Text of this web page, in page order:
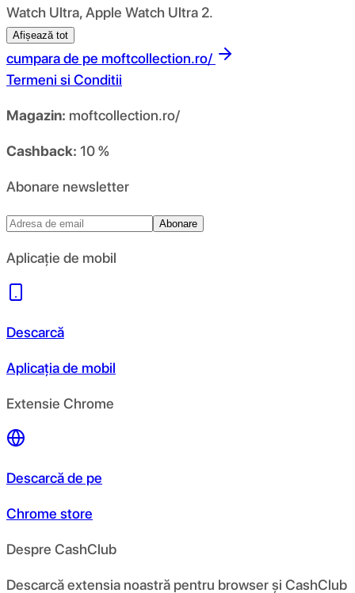
Watch Ultra, Apple Watch Ultra 2.
Afișează tot
cumpara de pe moftcollection.ro/
Termeni si Conditii
Magazin: moftcollection.ro/
Cashback: 10 %
Abonare newsletter
Abonare
Aplicație de mobil
Descarcă
Aplicația de mobil
Extensie Chrome
Descarcă de pe
Chrome store
Despre CashClub
Descarcă extensia noastră pentru browser și CashClub